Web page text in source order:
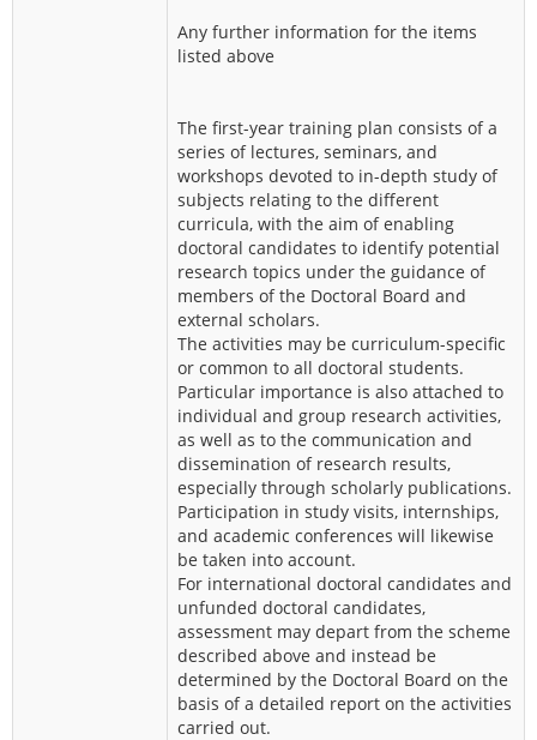
Any further information for the items
listed above
The first-year training plan consists of a
series of lectures, seminars, and
workshops devoted to in-depth study of
subjects relating to the different
curricula, with the aim of enabling
doctoral candidates to identify potential
research topics under the guidance of
members of the Doctoral Board and
external scholars.
The activities may be curriculum-specific
or common to all doctoral students.
Particular importance is also attached to
individual and group research activities,
as well as to the communication and
dissemination of research results,
especially through scholarly publications.
Participation in study visits, internships,
and academic conferences will likewise
be taken into account.
For international doctoral candidates and
unfunded doctoral candidates,
assessment may depart from the scheme
described above and instead be
determined by the Doctoral Board on the
basis of a detailed report on the activities
carried out.